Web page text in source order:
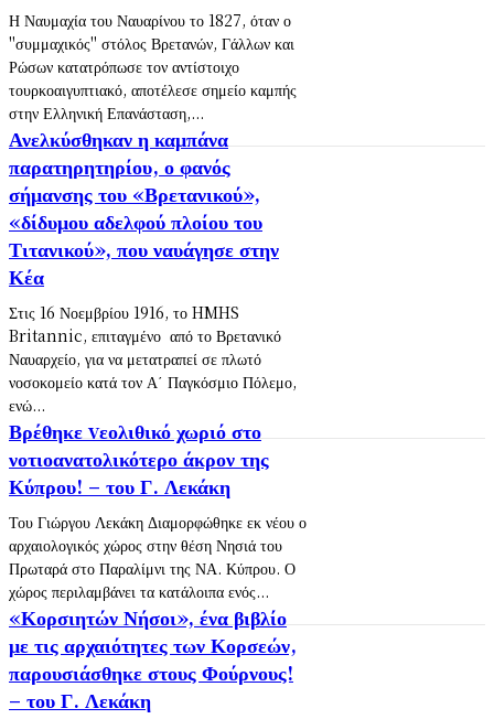
Η Ναυμαχία του Ναυαρίνου το 1827, όταν ο
"συμμαχικός" στόλος Βρετανών, Γάλλων και
Ρώσων κατατρόπωσε τον αντίστοιχο
τουρκοαιγυπτιακό, αποτέλεσε σημείο καμπής
στην Ελληνική Επανάσταση,...
Ανελκύσθηκαν η καμπάνα
παρατηρητηρίου, ο φανός
σήμανσης του «Βρετανικού»,
«δίδυμου αδελφού πλοίου του
Τιτανικού», που ναυάγησε στην
Κέα
Στις 16 Νοεμβρίου 1916, το HMHS
Britannic, επιταγμένο από το Βρετανικό
Ναυαρχείο, για να μετατραπεί σε πλωτό
νοσοκομείο κατά τον Α΄ Παγκόσμιο Πόλεμο,
ενώ...
Βρέθηκε vεολιθικό χωριό στο
νοτιοανατολικότερο άκρον της
Κύπρου! – του Γ. Λεκάκη
Του Γιώργου Λεκάκη Διαμορφώθηκε εκ νέου ο
αρχαιολογικός χώρος στην θέση Νησιά του
Πρωταρά στο Παραλίμνι της ΝΑ. Κύπρου. Ο
χώρος περιλαμβάνει τα κατάλοιπα ενός...
«Κορσιητών Νήσοι», ένα βιβλίο
με τις αρχαιότητες των Κορσεών,
παρουσιάσθηκε στους Φούρνους!
– του Γ. Λεκάκη